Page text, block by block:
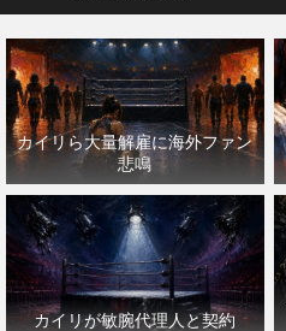
カイリら大量解雇に海外ファン
悲鳴
カイリが敏腕代理人と契約